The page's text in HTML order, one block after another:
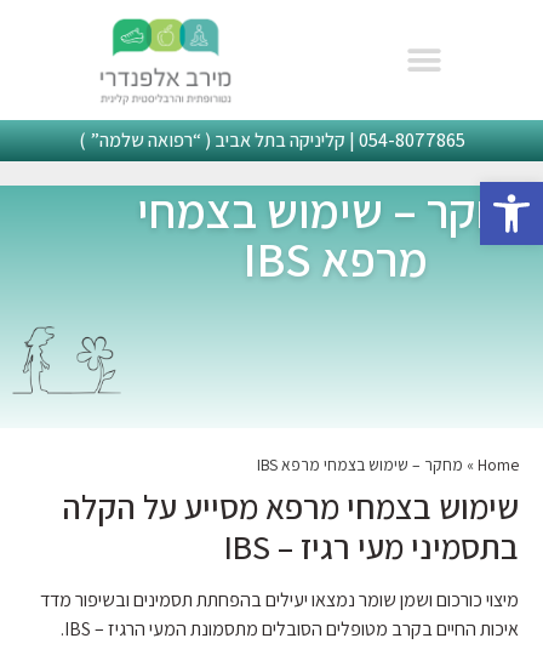
פתח סרגל נגישות
054-8077865| קליניקה בתל אביב ( “רפואה שלמה” )
מחקר – שימוש בצמחי
מרפא IBS
Home
» מחקר – שימוש בצמחי מרפא IBS
שימוש בצמחי מרפא מסייע על הקלה
בתסמיני מעי רגיז – IBS
מיצוי כורכום ושמן שומר נמצאו יעילים בהפחתת תסמינים ובשיפור מדד
איכות החיים בקרב מטופלים הסובלים מתסמונת המעי הרגיז – IBS.